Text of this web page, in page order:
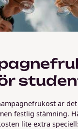
är
festlig stämning.
lite extra speciell: